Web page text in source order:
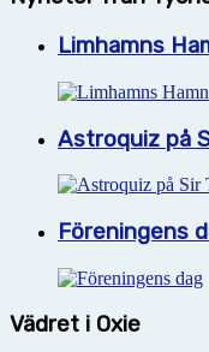
Limhamns
Astroquiz på
Föreningens
Vädret i Oxie